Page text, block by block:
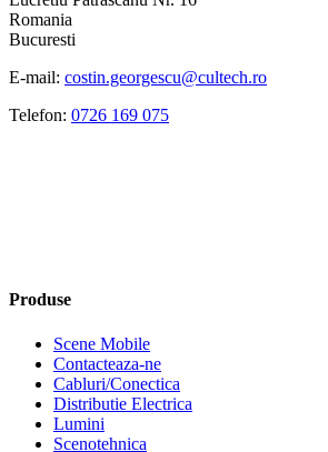
Romania
Bucuresti
E-mail: costin.georgescu@cultech.ro
Telefon: 0726 169 075
Produse
Scene Mobile
Contacteaza-ne
Cabluri/Conectica
Distributie Electrica
Lumini
Scenotehnica